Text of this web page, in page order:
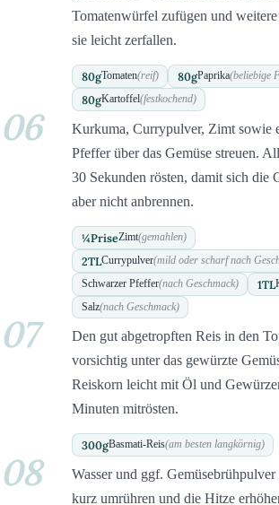
Tomatenwürfel zufügen und
sie leicht zerfallen.
80gTomaten(reif) 80gPaprika(beliebige
80gKartoffel(festkochend)
06
Kurkuma, Currypulver, Zimt sowie
Pfeffer über das Gemüse streuen.
30 Sekunden rösten, damit sich die
aber nicht anbrennen.
¼PriseZimt(gemahlen)
2TLCurrypulver(mild oder scharf nach
Schwarzer Pfeffer(nach Geschmack) 1TL
Salz(nach Geschmack)
07
Den gut abgetropften Reis in den
vorsichtig unter das gewürzte
Reiskorn leicht mit Öl und
Minuten mitrösten.
300gBasmati-Reis(am besten langkörnig)
08
Wasser und ggf.
kurz umrühren und die Hitze